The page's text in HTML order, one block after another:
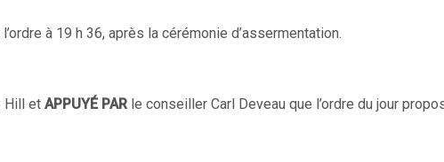
à 19 h 36, après la cérémonie d’assermentation.
Hill et APPUYÉ PAR le conseiller Carl Deveau que l’ordre du jour